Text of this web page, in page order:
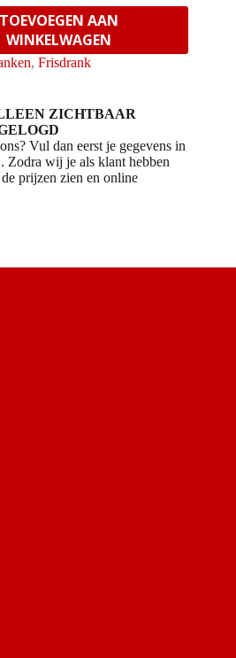
TOEVOEGEN AAN
WINKELWAGEN
, Frisdrank
ZICHTBAAR
Vul dan eerst je gegevens in
Zodra wij je als klant hebben
prijzen zien en online